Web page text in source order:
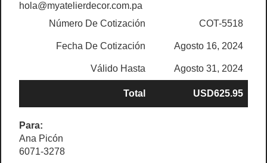
hola@myatelierdecor.com.pa
Número De Cotización
COT-5518
Fecha De Cotización Agosto 16, 2024
Válido Hasta Agosto 31, 2024
Total USD625.95
Para:
Ana Picón
6071-3278